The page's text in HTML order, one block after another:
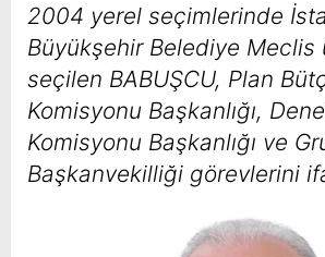
2004 yerel seçimlerinde
Büyükşehir Belediye Meclis
seçilen BABUŞCU, Plan
Komisyonu Başkanlığı,
Komisyonu Başkanlığı ve
Başkanvekilliği görevlerini